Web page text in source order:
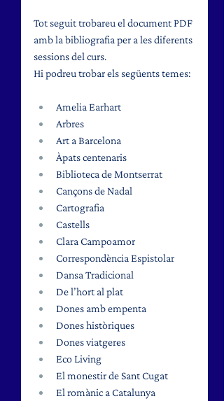
Tot seguit trobareu el document PDF
amb la bibliografia per a les diferents
sessions del curs.
Hi podreu trobar els següents temes:
Amelia Earhart
Arbres
Art a Barcelona
Àpats centenaris
Biblioteca de Montserrat
Cançons de Nadal
Cartografia
Castells
Clara Campoamor
Correspondència Espistolar
Dansa Tradicional
De l’hort al plat
Dones amb empenta
Dones històriques
Dones viatgeres
Eco Living
El monestir de Sant Cugat
El romànic a Catalunya